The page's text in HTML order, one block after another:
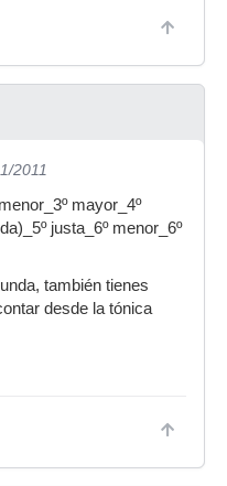
2011
mayor_4º
justa_6º menor_6º
también tienes
desde la tónica